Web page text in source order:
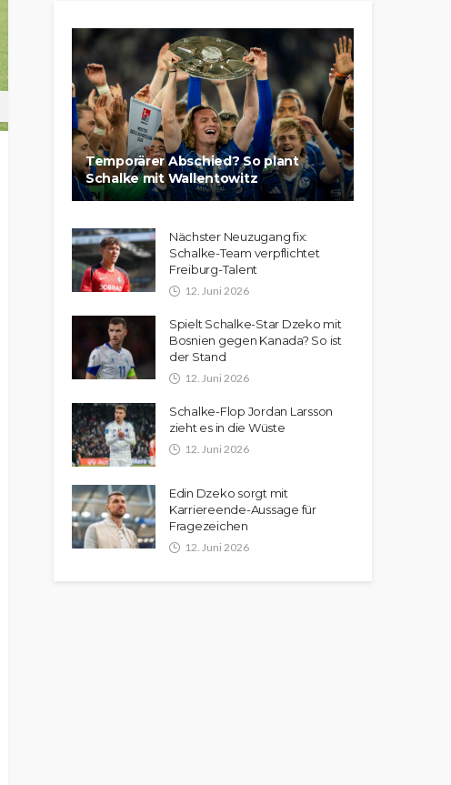
Temporärer Abschied? So plant
Schalke mit Wallentowitz
Nächster Neuzugang fix:
Schalke-Team verpflichtet
Freiburg-Talent
12. Juni 2026
Spielt Schalke-Star Dzeko mit
Bosnien gegen Kanada? So ist
der Stand
12. Juni 2026
Schalke-Flop Jordan Larsson
zieht es in die Wüste
12. Juni 2026
Edin Dzeko sorgt mit
Karriereende-Aussage für
Fragezeichen
12. Juni 2026